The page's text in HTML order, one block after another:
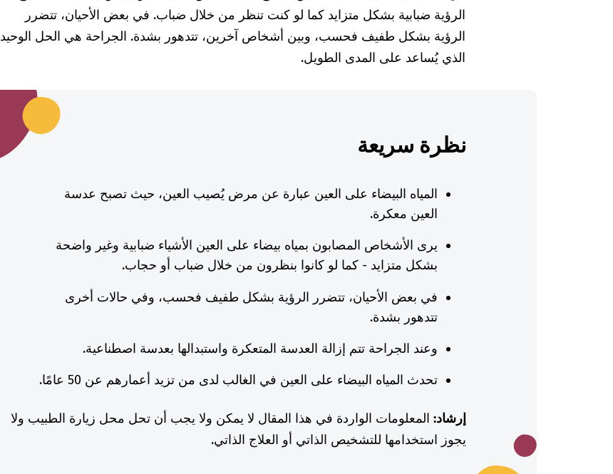
الرؤية ضبابية بشكل متزايد كما لو كنت تنظر من خلال ضباب. في بعض الأحيان، تتضرر
الرؤية بشكل طفيف فحسب، وبين أشخاص آخرين، تتدهور بشدة. الجراحة هي الحل الوحيد
الذي يُساعد على المدى الطويل.
نظرة سريعة
المياه البيضاء على العين عبارة عن مرض يُصيب العين، حيث تصبح عدسة
العين معكرة.
يرى الأشخاص المصابون بمياه بيضاء على العين الأشياء ضبابية وغير واضحة
بشكل متزايد - كما لو كانوا بنظرون من خلال ضباب أو حجاب.
في بعض الأحيان، تتضرر الرؤية بشكل طفيف فحسب، وفي حالات أخرى
تتدهور بشدة.
وعند الجراحة تتم إزالة العدسة المتعكرة واستبدالها بعدسة اصطناعية.
تحدث المياه البيضاء على العين في الغالب لدى من تزيد أعمارهم عن 50 عامًا.
إرشاد: المعلومات الواردة في هذا المقال لا يمكن ولا يجب أن تحل محل زيارة الطبيب ولا
يجوز استخدامها للتشخيص الذاتي أو العلاج الذاتي.